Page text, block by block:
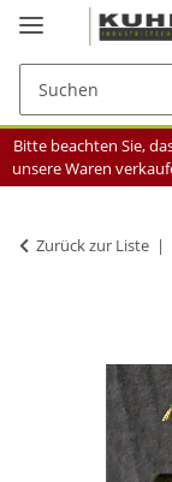
Bitte beachten Sie,
unsere Waren
Zurück zur Liste